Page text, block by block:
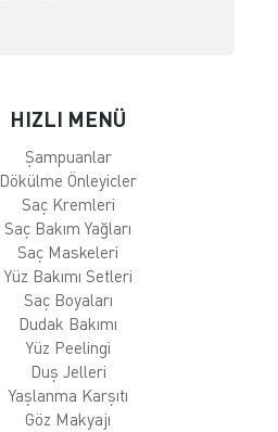
HIZLI MENÜ
Şampuanlar
Dökülme Önleyicler
Saç Kremleri
Saç Bakım Yağları
Saç Maskeleri
Yüz Bakımı Setleri
Saç Boyaları
Dudak Bakımı
Yüz Peelingi
Duş Jelleri
Yaşlanma Karşıtı
Göz Makyajı